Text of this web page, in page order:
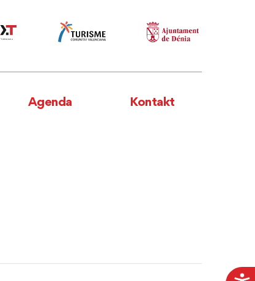
Agenda Kontakt